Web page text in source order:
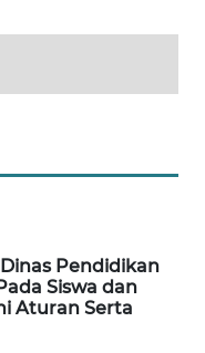
Pendidikan
Siswa dan
Aturan Serta